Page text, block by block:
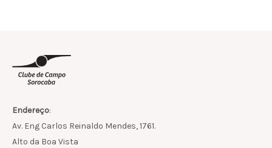
Endereço:
Av. Eng Carlos Reinaldo Mendes, 1761.
Alto da Boa Vista